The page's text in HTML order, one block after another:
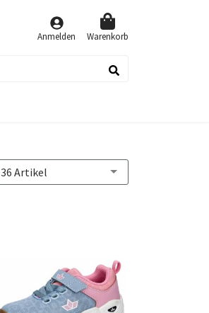
Anmelden Warenkorb
36 Artikel